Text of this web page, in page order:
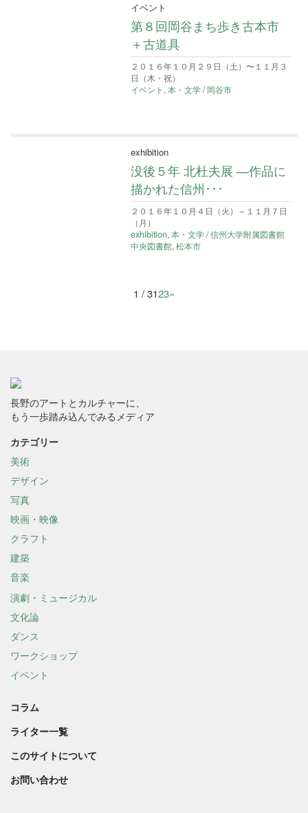
イベント
第８回岡谷まち歩き古本市
＋古道具
２０１６年１０月２９日（土）〜１１月３
日（木・祝）
イベント ,本・文学/岡谷市
exhibition
没後５年 北杜夫展 ―作品に
描かれた信州･･･
２０１６年１０月４日（火）～１１月７日
（月）
exhibition,本・文学/信州大学附属図書館
中央図書館,松本市
1 / 3123»
長野のアートとカルチャーに、
もう一歩踏み込んでみるメディア
カテゴリー
美術
デザイン
写真
映画・映像
クラフト
建築
音楽
演劇・ミュージカル
文化論
ダンス
ワークショップ
イベント
コラム
ライター一覧
このサイトについて
お問い合わせ